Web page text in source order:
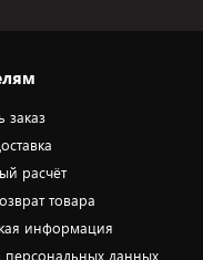
заказ
расчёт
товара
информация
персональных данных